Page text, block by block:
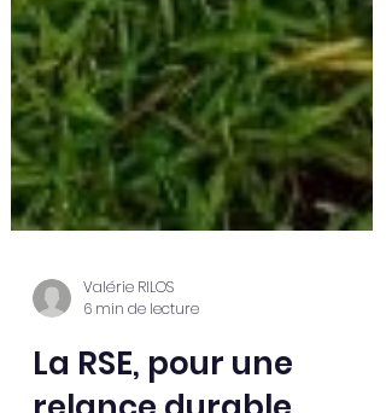
Valérie RILOS
6 min de lecture